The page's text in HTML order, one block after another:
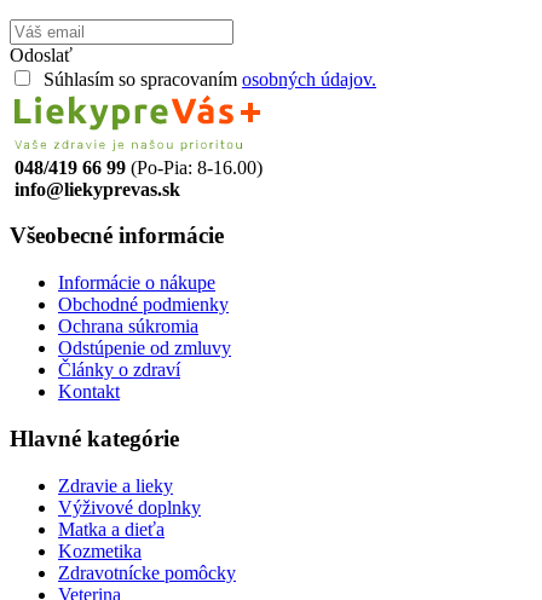
Odoslať
Súhlasím so spracovaním osobných údajov.
048/419 66 99 (Po-Pia: 8-16.00)
info@liekyprevas.sk
Všeobecné informácie
Informácie o nákupe
Obchodné podmienky
Ochrana súkromia
Odstúpenie od zmluvy
Články o zdraví
Kontakt
Hlavné kategórie
Zdravie a lieky
Výživové doplnky
Matka a dieťa
Kozmetika
Zdravotnícke pomôcky
Veterina